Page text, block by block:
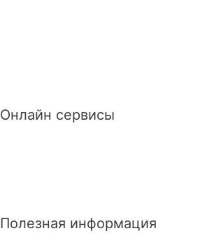
Онлайн сервисы
Полезная информация